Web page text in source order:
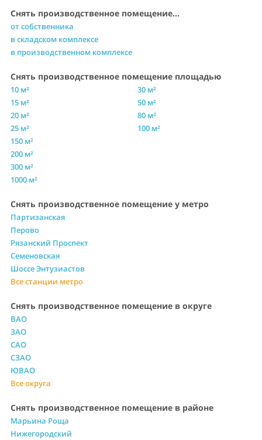
Снять производственное помещение...
от собственника
в складском комплексе
в производственном комплексе
Снять производственное помещение площадью
10 м²
15 м²
20 м²
25 м²
30 м²
50 м²
80 м²
100 м²
150 м²
200 м²
300 м²
1000 м²
Снять производственное помещение у метро
Партизанская
Перово
Рязанский Проспект
Семеновская
Шоссе Энтузиастов
Все станции метро
Снять производственное помещение в округе
ВАО
ЗАО
САО
СЗАО
ЮВАО
Все округа
Снять производственное помещение в районе
Марьина Роща
Нижегородский